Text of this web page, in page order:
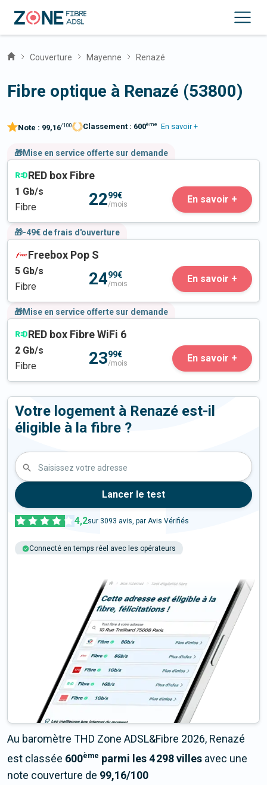
Couverture Mayenne Renazé
Fibre optique à Renazé (53800)
Note : 99,16/100 Classement : 600ème En savoir +
🎁Mise en service offerte sur demande
RED box Fibre
1 Gb/s
Fibre
2299€
/mois En savoir +
🎁-49€ de frais d'ouverture
Freebox Pop S
5 Gb/s
Fibre
2499€
/mois En savoir +
🎁Mise en service offerte sur demande
RED box Fibre WiFi 6
2 Gb/s
Fibre
2399€
/mois En savoir +
Votre logement à Renazé est-il
éligible à la fibre ?
Saisissez votre adresse
Lancer le test
4,2sur 3093 avis, par Avis Vérifiés
Connecté en temps réel avec les opérateurs
Au baromètre THD Zone ADSL&Fibre 2026, Renazé
est classée 600ème parmi les 4 298 villes avec une
note couverture de 99,16/100